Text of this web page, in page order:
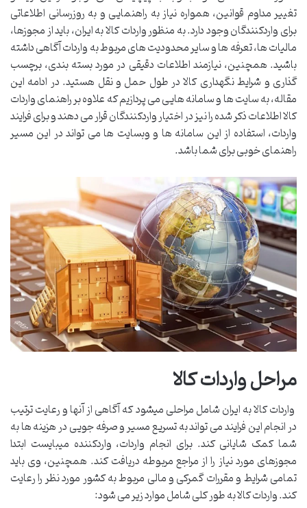
تغییر مداوم قوانین، همواره نیاز به راهنمایی و به روزرسانی اطلاعاتی
برای واردکنندگان وجود دارد. به منظور واردات کالا به ایران، باید از مجوزها،
مالیات ها، تعرفه ها و سایر محدودیت های مربوط به واردات آگاهی داشته
باشید. همچنین، نیازمند اطلاعات دقیقی در مورد بسته بندی، برچسب
گذاری و شرایط نگهداری کالا در طول حمل و نقل هستید. در ادامه این
مقاله، به سایت ها و سامانه هایی می پردازیم که علاوه بر راهنمای واردات
کالا اطلاعات ذکر شده را نیز در اختیار واردکنندگان قرار می دهند و برای فرایند
واردات، استفاده از این سامانه ها و وبسایت ها می تواند در این مسیر
راهنمای خوبی برای شما باشد.
مراحل واردات کالا
واردات کالا به ایران شامل مراحلی میشود که آگاهی از آنها و رعایت ترتیب
در انجام این فرایند می تواند به تسریع مسیر و صرفه جویی در هزینه ها به
شما کمک شایانی کند. برای انجام واردات، واردکننده میبایست ابتدا
مجوزهای مورد نیاز را از مراجع مربوطه دریافت کند. همچنین، وی باید
تمامی شرایط و مقررات گمرکی و مالی مربوط به کشور مورد نظر را رعایت
کند. واردات کالا به طور کلی شامل موارد زیر می شود: